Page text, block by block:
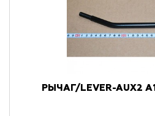
РЫЧАГ/LEVER-AUX2